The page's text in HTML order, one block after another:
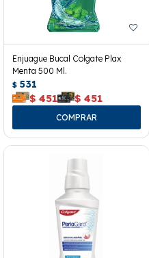
Enjuague Bucal Colgate Plax
Menta 500 Ml.
$ 531
$ 451 $ 451